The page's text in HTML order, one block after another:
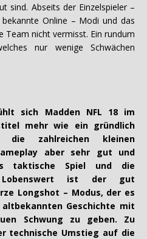
sind. Abseits der Einzelspieler –
Online – Modi und das
Team nicht vermisst. Ein rundum
nur wenige Schwächen
sich Madden NFL 18 im
mehr wie ein gründlich
die zahlreichen kleinen
aber sehr gut und
taktische Spiel und die
Lobenswert ist der gut
Longshot – Modus, der es
Geschichte mit
Schwung zu geben. Zu
technische Umstieg auf die